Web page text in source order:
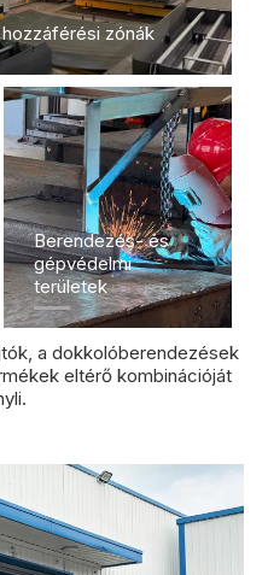
zónák​​​​​​​
Berendezés- és
gépvédelmi
területek​​​​​​​
a dokkolóberendezések
eltérő kombinációját